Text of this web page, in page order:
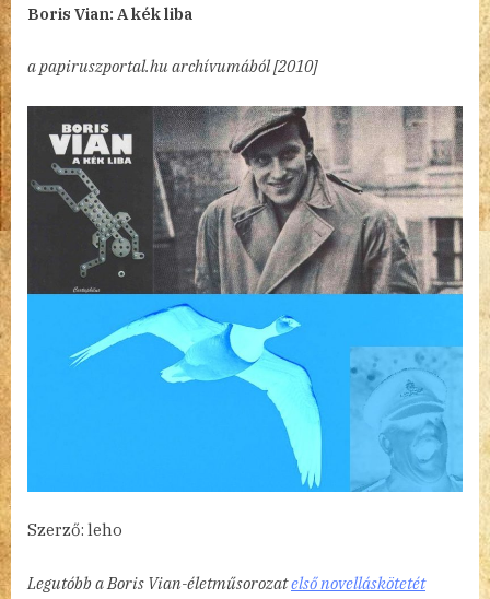
on
Őrnagy
talál
bejegyzéshez
Boris Vian: A kék liba
a papiruszportal.hu archívumából [2010]
Szerző: leho
Legutóbb a Boris Vian-életműsorozatelső novelláskötetét